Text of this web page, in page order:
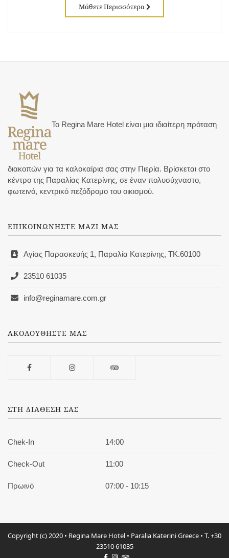
Μάθετε Περισσότερα
Το Regina Mare Hotel είναι μια ιδιαίτερη πρόταση
διακοπών για τα καλοκαίρια σας στην Πιερία. Βρίσκεται στο
κέντρο της Παραλίας Κατερίνης, σε έναν πολυσύχναστο,
φωτεινό, κεντρικό πεζόδρομο του οικισμού.
ΕΠΙΚΟΙΝΩΝΗΣΤΕ ΜΑΖΙ ΜΑΣ
Αγίας Παρασκευής 1, Παραλία Κατερίνης, ΤΚ.60100
23510 61035
info@reginamare.com.gr
ΑΚΟΛΟΥΘΗΣΤΕ ΜΑΣ
ΣΤΗ ΔΙΑΘΕΣΗ ΣΑΣ
Chek-In 14:00
Check-Out 11:00
Πρωινό 07:00 - 10:15
Copyright (c) 2020 • Regina Mare Hotel • Paralia Katerini Greece • T. +30
23510 61035